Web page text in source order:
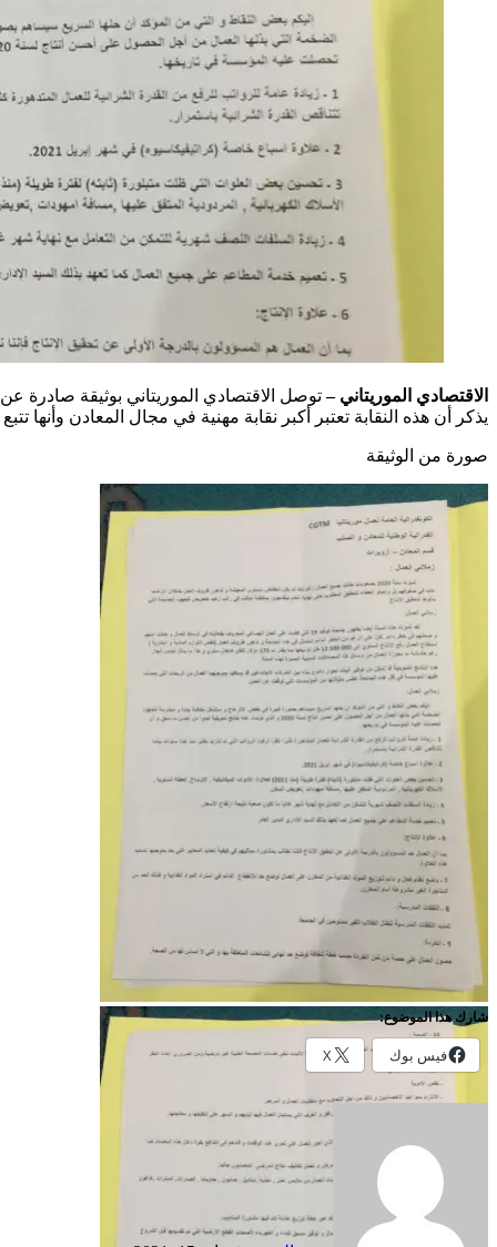
الاقتصادي الموريتاني –توصل الاقتصادي الموريتاني بوثيقة صادرة
يذكر أن هذه النقابة تعتبر أكبر نقابة مهنية في مجال المعادن وأنها تتبع
صورة من الوثيقة
شارك هذا الموضوع:
فيس بوك X